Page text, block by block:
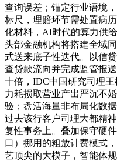
查询误差；锚定行业语境
标尺，理赔环节需处置病
化材料，AI时代的算力供
头部金融机构将搭建全域
式送来底子性迭代。以信
查贷款流向并完成监管报
十倍，IDC中国研究司理
力耗损取营业产出严沉不
验；盘活海量非布局化数
过去该行客户司理大都精
复性事务上。叠加保守硬
口）挪用的粗放计费模式
艺顶尖的大模子，智能体